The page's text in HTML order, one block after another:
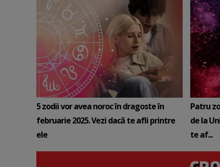
5 zodii vor avea noroc în dragoste în
februarie 2025. Vezi dacă te afli printre
ele
Patru
de la
te af...